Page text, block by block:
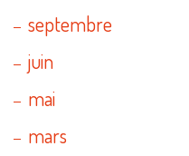
septembre
juin
mai
mars